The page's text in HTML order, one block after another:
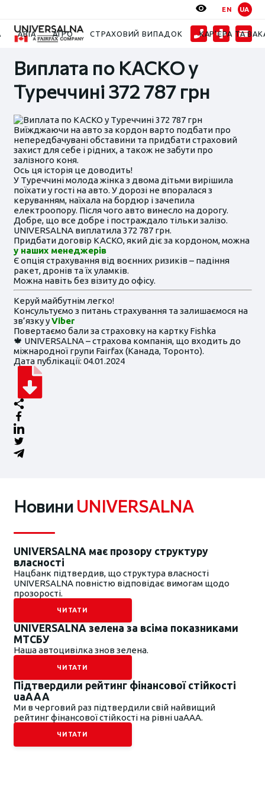
EN UA
АВІА АГРО СТРАХОВИЙ ВИПАДОК КАР’ЄРА ТА
Виплата по КАСКО у Туреччині 372 787 грн
Виплата по КАСКО у
Туреччині 372 787 грн
Виїжджаючи на авто за кордон варто подбати про
непередбачувані обставини та придбати страховий
захист для себе і рідних, а також не забути про
залізного коня.
Ось ця історія це доводить!
У Туреччині молода жінка з двома дітьми вирішила
поїхати у гості на авто. У дорозі не впоралася з
керуванням, наїхала на бордюр і зачепила
електроопору. Після чого авто винесло на дорогу.
Добре, що все добре і постраждало тільки залізо.
UNIVERSALNA виплатила 372 787 грн.
Придбати договір КАСКО, який діє за кордоном, можна
у наших менеджерів
Є опція страхування від воєнних ризиків – падіння
ракет, дронів та їх уламків.
Можна навіть без візиту до офісу.
Керуй майбутнім легко!
Консультуємо з питань страхування та залишаємося на
зв’язку уViber
Повертаємо бали за страховку на картку Fishka
🍁 UNIVERSALNA – страхова компанія, що входить до
міжнародної групи Fairfax (Канада, Торонто).
Дата публікації: 04.01.2024
Новини UNIVERSALNA
UNIVERSALNA має прозору структуру
власності
Нацбанк підтвердив, що структура власності
UNIVERSALNA повністю відповідає вимогам щодо
прозорості.
ЧИТАТИ
UNIVERSALNA зелена за всіма показниками
МТСБУ
Наша автоцивілка знов зелена.
ЧИТАТИ
Підтвердили рейтинг фінансової стійкості
uaAAA
Ми в черговий раз підтвердили свій найвищий
рейтинг фінансової стійкості на рівні uaААА.
ЧИТАТИ